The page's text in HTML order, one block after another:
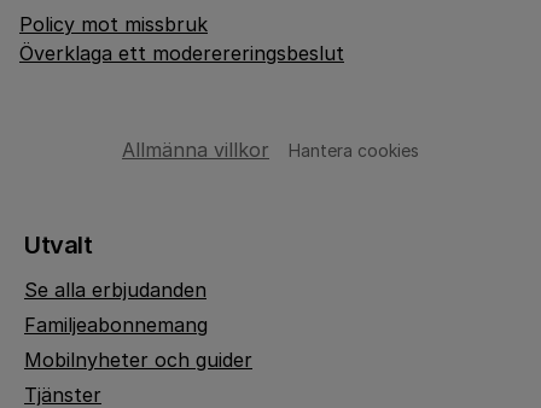
Policy mot missbruk
Överklaga ett moderereringsbeslut
Allmänna villkor Hantera cookies
Utvalt
Se alla erbjudanden
Familjeabonnemang
Mobilnyheter och guider
Tjänster